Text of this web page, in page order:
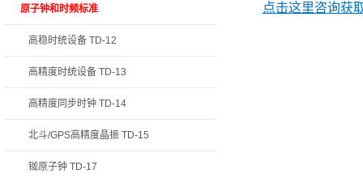
原子钟和时频标准
高稳时统设备 TD-12
高精度时统设备 TD-13
高精度同步时钟 TD-14
北斗/GPS高精度晶振 TD-15
铷原子钟 TD-17
点击这里咨询获